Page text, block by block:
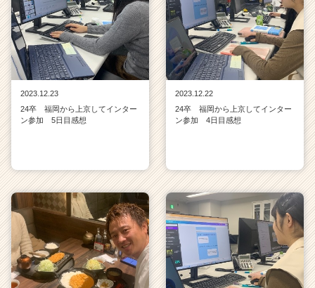
2023.12.23
24卒 福岡から上京してインター
ン参加 5日目感想
2023.12.22
24卒 福岡から上京してインター
ン参加 4日目感想